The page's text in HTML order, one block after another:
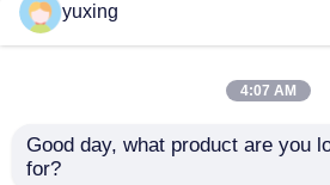
আমাদের সাথে যোগাযোগ করুন
মামলা
সেলাই দৈর্ঘ্য 2mm-8mm
yuxing
4:07 AM
Good day, what product are you
for?